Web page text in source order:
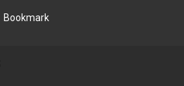
Bookmark